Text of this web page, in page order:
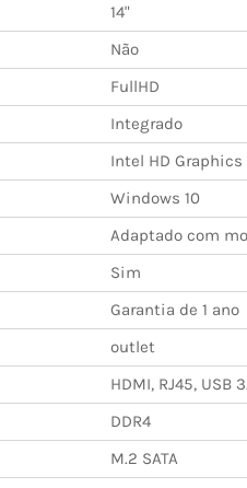
14"
Não
FullHD
Integrado
Intel HD Graphics
Windows 10
Adaptado com
Sim
Garantia de 1 ano
outlet
HDMI, RJ45, USB
DDR4
M.2 SATA